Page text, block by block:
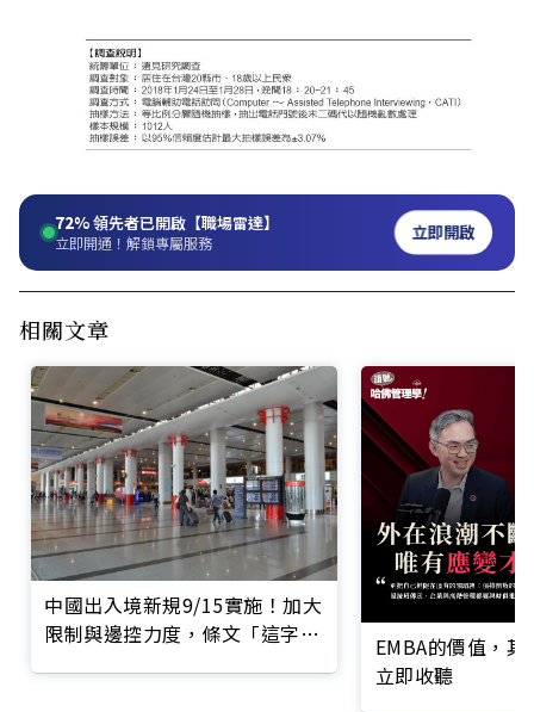
72%領先者已開啟【職場雷達】
立即開通！解鎖專屬服務 立即開啟
相關文章
中國出入境新規9/15實施！加大
限制與邊控力度，條文「這字
EMBA的價值，
立即收聽